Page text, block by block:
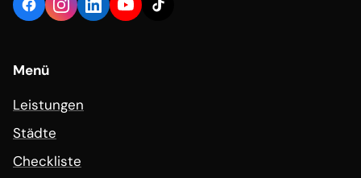
Menü
Leistungen
Städte
Checkliste